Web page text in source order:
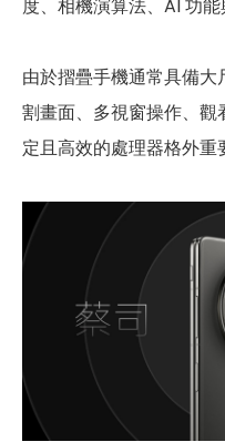
度、相機演算法、AI 功能
由於摺疊手機通常具備
割畫面、多視窗操作、
定且高效的處理器格外重